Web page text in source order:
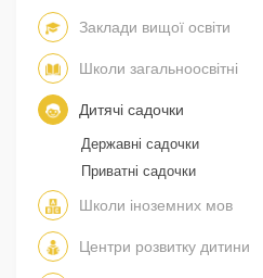
Заклади вищої освіти
Школи загальноосвітні
Дитячі садочки
Державні садочки
Приватні садочки
Школи іноземних мов
Центри розвитку дитини